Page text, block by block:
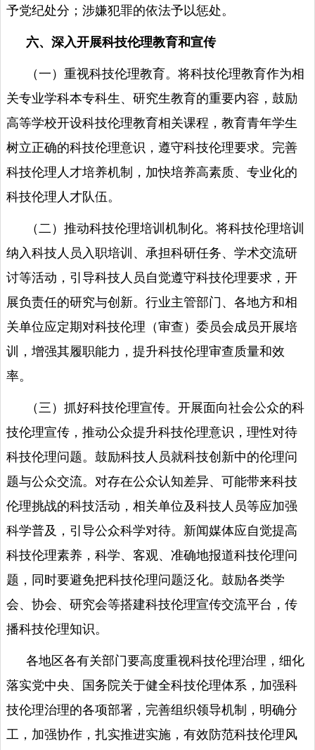
予党纪处分；涉嫌犯罪的依法予以惩处。
六、深入开展科技伦理教育和宣传
（一）重视科技伦理教育。将科技伦理教育作为相
关专业学科本专科生、研究生教育的重要内容，鼓励
高等学校开设科技伦理教育相关课程，教育青年学生
树立正确的科技伦理意识，遵守科技伦理要求。完善
科技伦理人才培养机制，加快培养高素质、专业化的
科技伦理人才队伍。
（二）推动科技伦理培训机制化。将科技伦理培训
纳入科技人员入职培训、承担科研任务、学术交流研
讨等活动，引导科技人员自觉遵守科技伦理要求，开
展负责任的研究与创新。行业主管部门、各地方和相
关单位应定期对科技伦理（审查）委员会成员开展培
训，增强其履职能力，提升科技伦理审查质量和效
率。
（三）抓好科技伦理宣传。开展面向社会公众的科
技伦理宣传，推动公众提升科技伦理意识，理性对待
科技伦理问题。鼓励科技人员就科技创新中的伦理问
题与公众交流。对存在公众认知差异、可能带来科技
伦理挑战的科技活动，相关单位及科技人员等应加强
科学普及，引导公众科学对待。新闻媒体应自觉提高
科技伦理素养，科学、客观、准确地报道科技伦理问
题，同时要避免把科技伦理问题泛化。鼓励各类学
会、协会、研究会等搭建科技伦理宣传交流平台，传
播科技伦理知识。
各地区各有关部门要高度重视科技伦理治理，细化
落实党中央、国务院关于健全科技伦理体系，加强科
技伦理治理的各项部署，完善组织领导机制，明确分
工，加强协作，扎实推进实施，有效防范科技伦理风